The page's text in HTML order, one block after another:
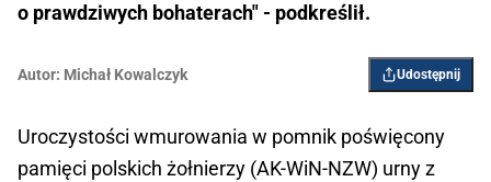
o prawdziwych bohaterach" - podkreślił.
Autor: Michał Kowalczyk Udostępnij
Uroczystości wmurowania w pomnik poświęcony
pamięci polskich żołnierzy (AK-WiN-NZW) urny z